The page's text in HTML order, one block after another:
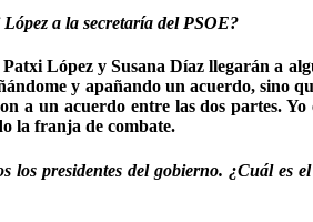
a la secretaría del PSOE?
López y Susana Díaz llegarán a
y apañando un acuerdo, sino
a un acuerdo entre las dos partes.
la franja de combate.
los presidentes del gobierno. ¿Cuál